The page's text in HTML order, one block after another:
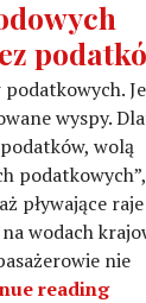
wyspy.
wolą
pływające raje
wodach
nie
reading